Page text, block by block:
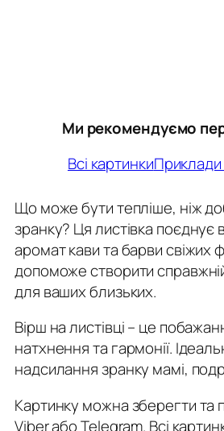
Ми рекомендуємо
Всі картинки
Що може бути тепліше, ніж
зранку? Ця листівка поєднує
аромат кави та барви свіжих
допоможе створити
для ваших близьких.
Вірш на листівці – це
натхнення та гармонії.
надсилання зранку мамі,
Картинку можна зберегти та
Viber або Telegram. Всі